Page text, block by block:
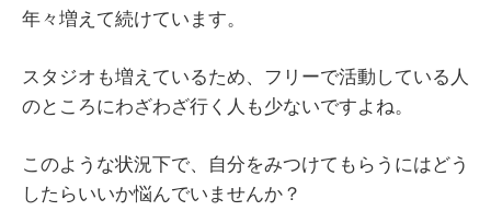
年々増えて続けています。
スタジオも増えているため、フリーで活動している人
のところにわざわざ行く人も少ないですよね。
このような状況下で、自分をみつけてもらうにはどう
したらいいか悩んでいませんか？